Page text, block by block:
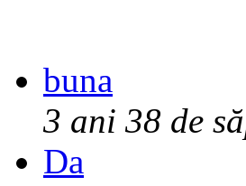
buna
3 ani 38 de
Da